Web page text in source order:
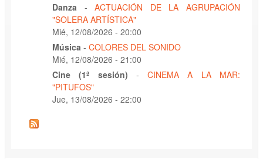
Danza
-ACTUACIÓN DE LA AGRUPACIÓN
"SOLERA ARTÍSTICA"
Mié, 12/08/2026 - 20:00
Música - COLORES DEL SONIDO
Mié, 12/08/2026 - 21:00
Cine (1ª sesión)
-CINEMA A LA MAR:
"PITUFOS"
Jue, 13/08/2026 - 22:00